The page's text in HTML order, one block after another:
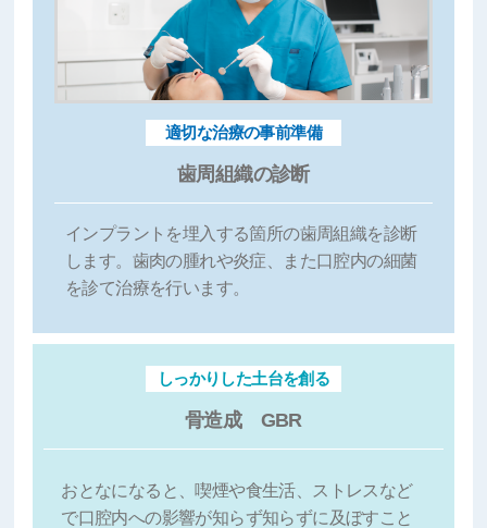
適切な治療の事前準備
歯周組織の診断
インプラントを埋入する箇所の歯周組織を診断
します。歯肉の腫れや炎症、また口腔内の細菌
を診て治療を行います。
しっかりした土台を創る
骨造成 GBR
おとなになると、喫煙や食生活、ストレスなど
で口腔内への影響が知らず知らずに及ぼすこと